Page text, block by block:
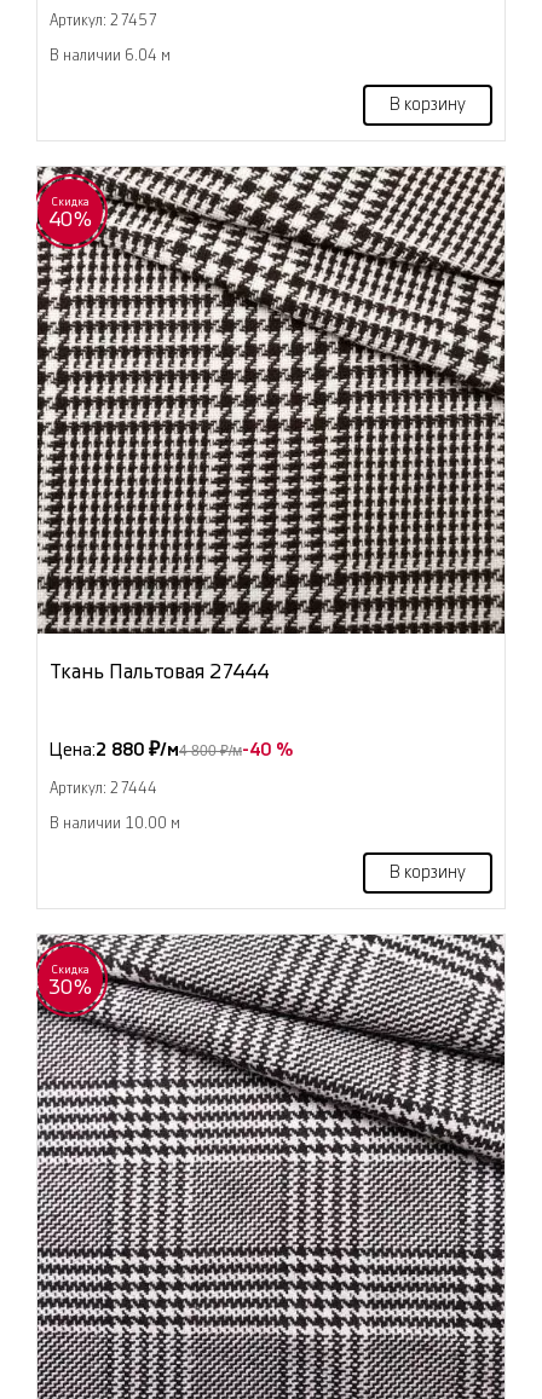
Артикул: 27457
В наличии 6.04 м
В корзину
Скидка
40%
Ткань Пальтовая 27444
Цена:2 880 ₽/м4 800 ₽/м-40 %
Артикул: 27444
В наличии 10.00 м
В корзину
Скидка
30%